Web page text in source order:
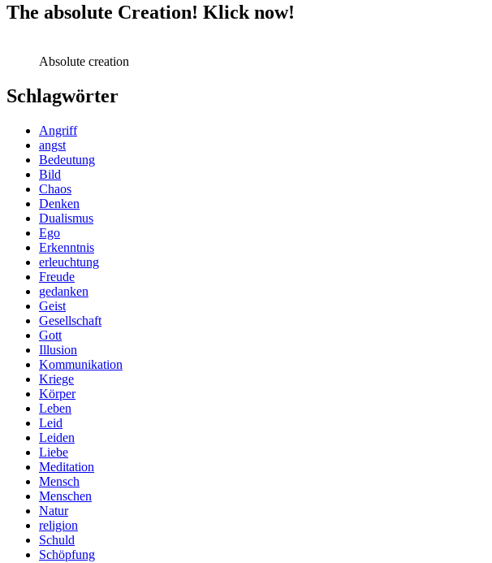
The absolute Creation! Klick now!
Absolute creation
Schlagwörter
Angriff
angst
Bedeutung
Bild
Chaos
Denken
Dualismus
Ego
Erkenntnis
erleuchtung
Freude
gedanken
Geist
Gesellschaft
Gott
Illusion
Kommunikation
Kriege
Körper
Leben
Leid
Leiden
Liebe
Meditation
Mensch
Menschen
Natur
religion
Schuld
Schöpfung